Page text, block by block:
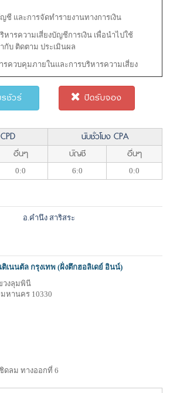
ชี และการจัดทำรายงานทางการเงิน
หารความเสี่ยงบัญชีการเงิน เพื่อนำไปใช้
กับ ติดตาม ประเมินผล
รควบคุมภายในและการบริหารความเสี่ยง
รชัวร์ ปิดรับจอง
นับชั่วโมง CPA
อื่นๆ บัญชี อื่นๆ
0:0 6:0 0:0
อ.คำนึง สาริสระ
เนนตัล กรุงเทพ (ฝั่งตึกฮอลิเดย์ อินน์)
วงลุมพินี
หานคร 10330
ดลม ทางออกที่ 6